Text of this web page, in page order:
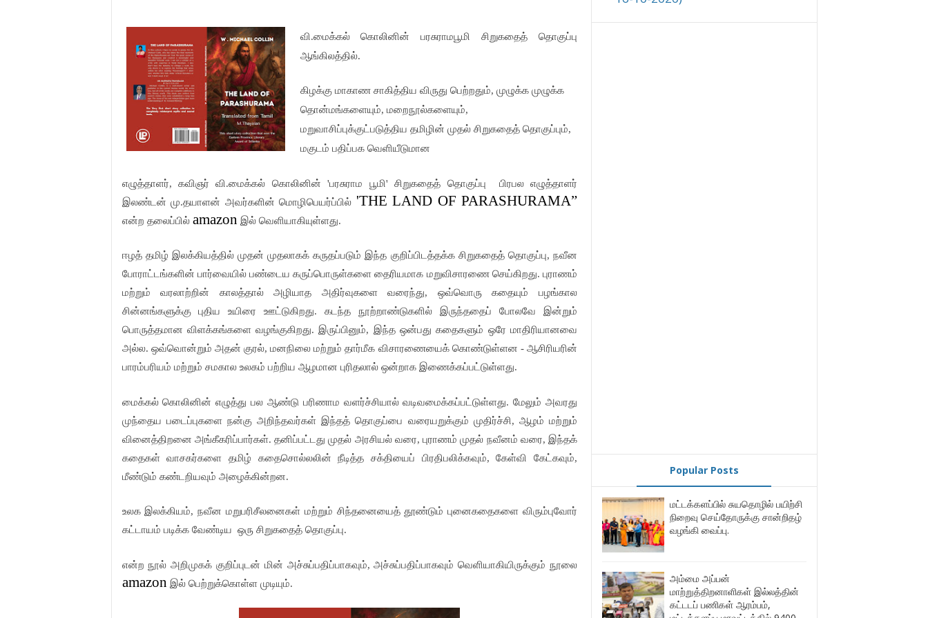
வி.மைக்கல் கொலினின் பரசுராமபூமி சிறுகதைத் தொகுப்பு
ஆங்கிலத்தில்.
கிழக்கு மாகாண சாகித்திய விருது பெற்றதும், முழுக்க முழுக்க
தொன்மங்களையும், மறைநூல்களையும்,
மறுவாசிப்புக்குட்படுத்திய தமிழின் முதல் சிறுகதைத் தொகுப்பும்,
மகுடம் பதிப்பக வெளியீடுமான
எழுத்தாளர், கவிஞர் வி.மைக்கல் கொலினின் 'பரசுராம பூமி' சிறுகதைத் தொகுப்பு
பிரபல எழுத்தாளர்
இலண்டன் மு.தயாளன் அவர்களின் மொழிபெயர்ப்பில் 'THE LAND OF PARASHURAMA”
என்ற தலைப்பில் amazon இல் வெளியாகியுள்ளது.
ஈழத் தமிழ் இலக்கியத்தில் முதன் முதலாகக் கருதப்படும் இந்த குறிப்பிடத்தக்க சிறுகதைத் தொகுப்பு, நவீன
போராட்டங்களின் பார்வையில் பண்டைய கருப்பொருள்களை தைரியமாக மறுவிசாரணை செய்கிறது. புராணம்
மற்றும் வரலாற்றின் காலத்தால் அழியாத அதிர்வுகளை வரைந்து, ஒவ்வொரு கதையும் பழங்கால
சின்னங்களுக்கு புதிய உயிரை ஊட்டுகிறது. கடந்த நூற்றாண்டுகளில் இருந்ததைப் போலவே இன்றும்
பொருத்தமான விளக்கங்களை வழங்குகிறது. இருப்பினும், இந்த ஒன்பது கதைகளும் ஒரே மாதிரியானவை
அல்ல. ஒவ்வொன்றும் அதன் குரல், மனநிலை மற்றும் தார்மீக விசாரணையைக் கொண்டுள்ளன - ஆசிரியரின்
பாரம்பரியம் மற்றும் சமகால உலகம் பற்றிய ஆழமான புரிதலால் ஒன்றாக இணைக்கப்பட்டுள்ளது.
மைக்கல் கொலினின் எழுத்து பல ஆண்டு பரிணாம வளர்ச்சியால் வடிவமைக்கப்பட்டுள்ளது. மேலும் அவரது
முந்தைய படைப்புகளை நன்கு அறிந்தவர்கள் இந்தத் தொகுப்பை வரையறுக்கும் முதிர்ச்சி, ஆழம் மற்றும்
வினைத்திறனை அங்கீகரிப்பார்கள். தனிப்பட்டது முதல் அரசியல் வரை, புராணம் முதல் நவீனம் வரை, இந்தக்
கதைகள் வாசகர்களை தமிழ் கதைசொல்லலின் நீடித்த சக்தியைப் பிரதிபலிக்கவும், கேள்வி கேட்கவும்,
மீண்டும் கண்டறியவும் அழைக்கின்றன.
உலக இலக்கியம், நவீன மறுபரிசீலனைகள் மற்றும் சிந்தனையைத் தூண்டும் புனைகதைகளை விரும்புவோர்
கட்டாயம் படிக்க வேண்டிய ஒரு சிறுகதைத் தொகுப்பு.
என்ற நூல் அறிமுகக் குறிப்புடன் மின் அச்சுப்பதிப்பாகவும், அச்சுப்பதிப்பாகவும் வெளியாகியிருக்கும் நூலை
amazon இல் பெற்றுக்கொள்ள முடியும்.
Popular Posts
மட்டக்களப்பில் சுயதொழில் பயிற்சி
நிறைவு செய்தோருக்கு சான்றிதழ்
வழங்கி வைப்பு.
அம்மை அப்பன்
மாற்றுத்திறனாளிகள் இல்லத்தின்
கட்டடப் பணிகள் ஆரம்பம்,